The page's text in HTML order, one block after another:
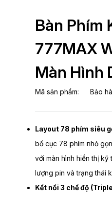
Bàn Phím
777MAX
Màn Hình
Mã sản phẩm: Bảo
Layout 78 phím siêu
bố cục 78 phím nhỏ
với màn hình hiển thị
lượng pin và trạng thái
Kết nối 3 chế độ